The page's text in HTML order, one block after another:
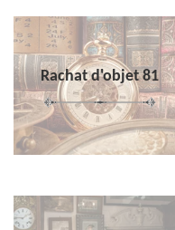
Rachat d'objet 81